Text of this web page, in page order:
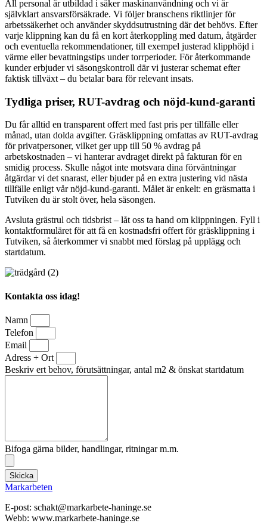
All personal är utbildad i säker maskinanvändning och vi är
självklart ansvarsförsäkrade. Vi följer branschens riktlinjer för
arbetssäkerhet och använder skyddsutrustning där det behövs. Efter
varje klippning kan du få en kort återkoppling med datum, åtgärder
och eventuella rekommendationer, till exempel justerad klipphöjd i
värme eller bevattningstips under torrperioder. För återkommande
kunder erbjuder vi säsongskontroll där vi justerar schemat efter
faktisk tillväxt – du betalar bara för relevant insats.
Tydliga priser, RUT-avdrag och nöjd-kund-garanti
Du får alltid en transparent offert med fast pris per tillfälle eller
månad, utan dolda avgifter. Gräsklippning omfattas av RUT-avdrag
för privatpersoner, vilket ger upp till 50 % avdrag på
arbetskostnaden – vi hanterar avdraget direkt på fakturan för en
smidig process. Skulle något inte motsvara dina förväntningar
åtgärdar vi det snarast, eller bjuder på en extra justering vid nästa
tillfälle enligt vår nöjd-kund-garanti. Målet är enkelt: en gräsmatta i
Tutviken du är stolt över, hela säsongen.
Avsluta grästrul och tidsbrist – låt oss ta hand om klippningen. Fyll i
kontaktformuläret för att få en kostnadsfri offert för gräsklippning i
Tutviken, så återkommer vi snabbt med förslag på upplägg och
startdatum.
Kontakta oss idag!
Namn
Telefon
Email
Adress + Ort
Beskriv ert behov, förutsättningar, antal m2 & önskat startdatum
Bifoga gärna bilder, handlingar, ritningar m.m.
Skicka
Markarbeten
E-post: schakt@markarbete-haninge.se
Webb: www.markarbete-haninge.se